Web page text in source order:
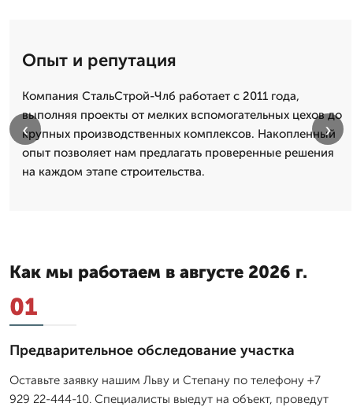
Опыт и репутация
Компания СтальСтрой-Члб работает с 2011 года,
выполняя проекты от мелких вспомогательных цехов до
крупных производственных комплексов. Накопленный
опыт позволяет нам предлагать проверенные решения
на каждом этапе строительства.
‹ ›
Как мы работаем в августе 2026 г.
01
Предварительное обследование участка
Оставьте заявку нашим Льву и Степану по телефону +7
929 22-444-10. Специалисты выедут на объект, проведут